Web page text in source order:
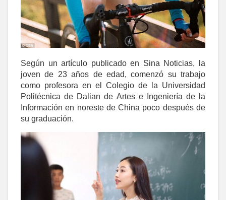
Según un artículo publicado en Sina Noticias, la
joven de 23 años de edad, comenzó su trabajo
como profesora en el Colegio de la Universidad
Politécnica de Dalian de Artes e Ingeniería de la
Información en noreste de China poco después de
su graduación.